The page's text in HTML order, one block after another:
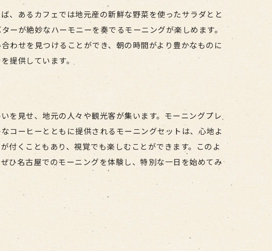
、あるカフェでは地元産の新鮮な野菜を使ったサラダとと
が絶妙なハーモニーを奏でるモーニングが楽しめます。
わせを見つけることができ、朝の時間がより豊かなものに
提供しています。
を見せ、地元の人々や観光客が集います。モーニングプレ
コーヒーとともに提供されるモーニングセットは、心地よ
付くこともあり、視覚でも楽しむことができます。このよ
ひ名古屋でのモーニングを体験し、特別な一日を始めてみ